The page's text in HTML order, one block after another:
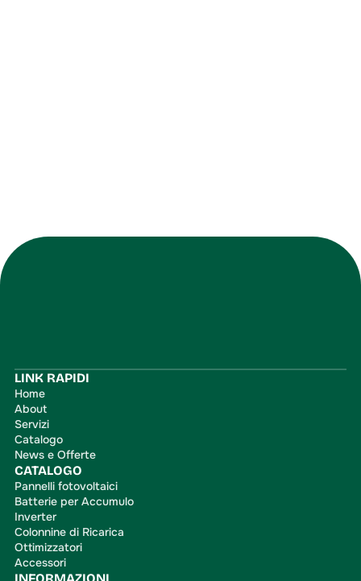
LINK RAPIDI
Home
About
Servizi
Catalogo
News e Offerte
CATALOGO
Pannelli fotovoltaici
Batterie per Accumulo
Inverter
Colonnine di Ricarica
Ottimizzatori
Accessori